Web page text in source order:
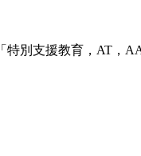
「特別支援教育，AT，